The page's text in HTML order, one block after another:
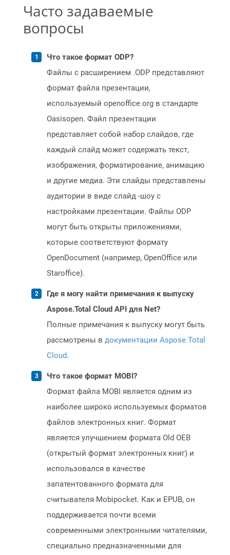
Часто задаваемые
вопросы
Что такое формат ODP?
Файлы с расширением .ODP представляют
формат файла презентации,
используемый openoffice.org в стандарте
Oasisopen. Файл презентации
представляет собой набор слайдов, где
каждый слайд может содержать текст,
изображения, форматирование, анимацию
и другие медиа. Эти слайды представлены
аудитории в виде слайд -шоу с
настройками презентации. Файлы ODP
могут быть открыты приложениями,
которые соответствуют формату
OpenDocument (например, OpenOffice или
Staroffice).
Где я могу найти примечания к выпуску
Aspose.Total Cloud API для Net?
Полные примечания к выпуску могут быть
рассмотрены в документации Aspose.Total
Cloud.
Что такое формат MOBI?
Формат файла MOBI является одним из
наиболее широко используемых форматов
файлов электронных книг. Формат
является улучшением формата Old OEB
(открытый формат электронных книг) и
использовался в качестве
запатентованного формата для
считывателя Mobipocket. Как и EPUB, он
поддерживается почти всеми
современными электронными читателями,
специально предназначенными для